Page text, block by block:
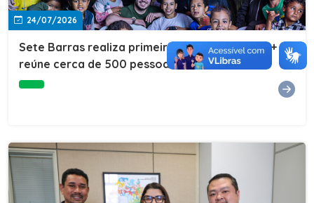
24/07/2026
Sete Barras realiza primeira edição do Cuidar+ e
reúne cerca de 500 pessoas na Vila São João